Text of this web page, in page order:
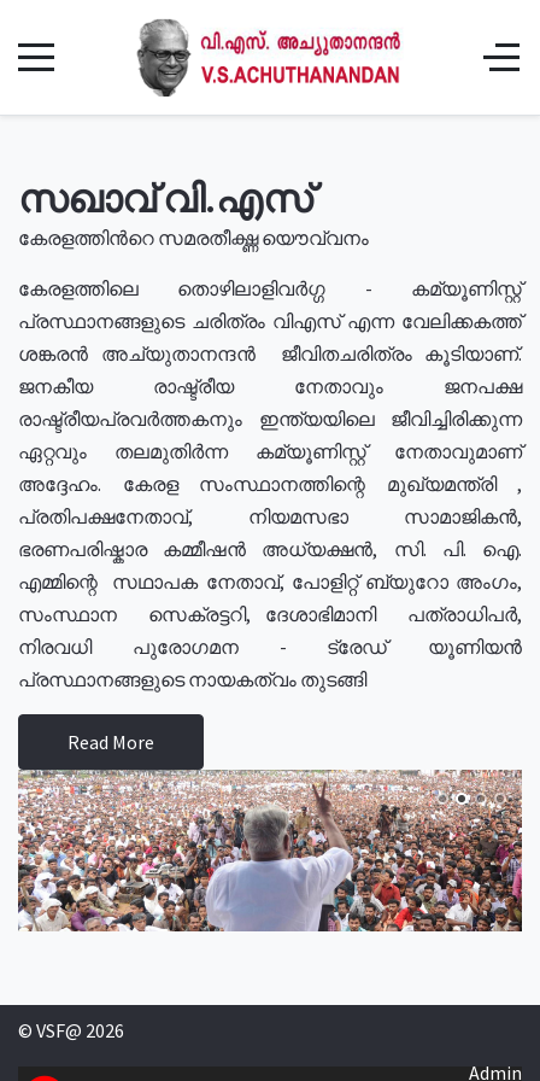
സഖാവ് വി.എസ്
കേരളത്തിൻറെ സമരതീക്ഷ്ണ യൌവ്വനം
കേരളത്തിലെ തൊഴിലാളിവർഗ്ഗ - കമ്യൂണിസ്റ്റ്
പ്രസ്ഥാനങ്ങളുടെ ചരിത്രം വിഎസ് എന്ന വേലിക്കകത്ത്
ശങ്കരൻ അച്യുതാനന്ദൻ ജീവിതചരിത്രം കൂടിയാണ്.
ജനകീയ രാഷ്ട്രീയ നേതാവും ജനപക്ഷ
രാഷ്ട്രീയപ്രവർത്തകനും ഇന്ത്യയിലെ ജീവിച്ചിരിക്കുന്ന
ഏറ്റവും തലമുതിർന്ന കമ്യൂണിസ്റ്റ് നേതാവുമാണ്
അദ്ദേഹം. കേരള സംസ്ഥാനത്തിന്റെ മുഖ്യമന്ത്രി ,
പ്രതിപക്ഷനേതാവ്, നിയമസഭാ സാമാജികൻ,
ഭരണപരിഷ്കാര കമ്മീഷൻ അധ്യക്ഷൻ, സി. പി. ഐ.
എമ്മിന്റെ സഥാപക നേതാവ്, പോളിറ്റ് ബ്യുറോ അംഗം,
സംസ്ഥാന സെക്രട്ടറി, ദേശാഭിമാനി പത്രാധിപർ,
നിരവധി പുരോഗമന - ട്രേഡ് യൂണിയൻ
പ്രസ്ഥാനങ്ങളുടെ നായകത്വം തുടങ്ങി
Read More
© VSF@ 2026
Admin